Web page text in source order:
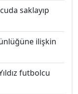
saklayıp
ilişkin
futbolcu